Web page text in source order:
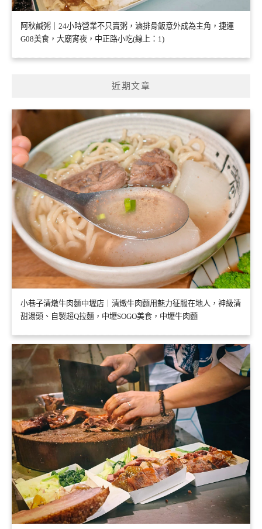
阿秋鹹粥｜24小時營業不只賣粥，滷排骨飯意外成為主角，捷運
G08美食，大廟宵夜，中正路小吃(線上：1)
近期文章
小巷子清燉牛肉麵中壢店｜清燉牛肉麵用魅力征服在地人，神級清
甜湯頭、自製超Q拉麵，中壢SOGO美食，中壢牛肉麵